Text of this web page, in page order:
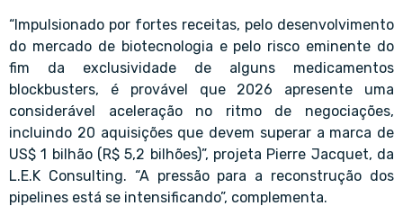
“Impulsionado por fortes receitas, pelo desenvolvimento
do mercado de biotecnologia e pelo risco eminente do
fim da exclusividade de alguns medicamentos
blockbusters, é provável que 2026 apresente uma
considerável aceleração no ritmo de negociações,
incluindo 20 aquisições que devem superar a marca de
US$ 1 bilhão (R$ 5,2 bilhões)”, projeta Pierre Jacquet, da
L.E.K Consulting. “A pressão para a reconstrução dos
pipelines está se intensificando”, complementa.